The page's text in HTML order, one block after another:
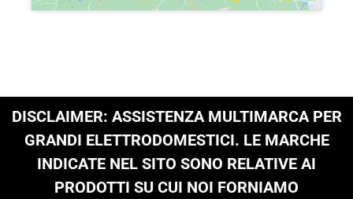
DISCLAIMER: ASSISTENZA MULTIMARCA PER
GRANDI ELETTRODOMESTICI. LE MARCHE
INDICATE NEL SITO SONO RELATIVE AI
PRODOTTI SU CUI NOI FORNIAMO